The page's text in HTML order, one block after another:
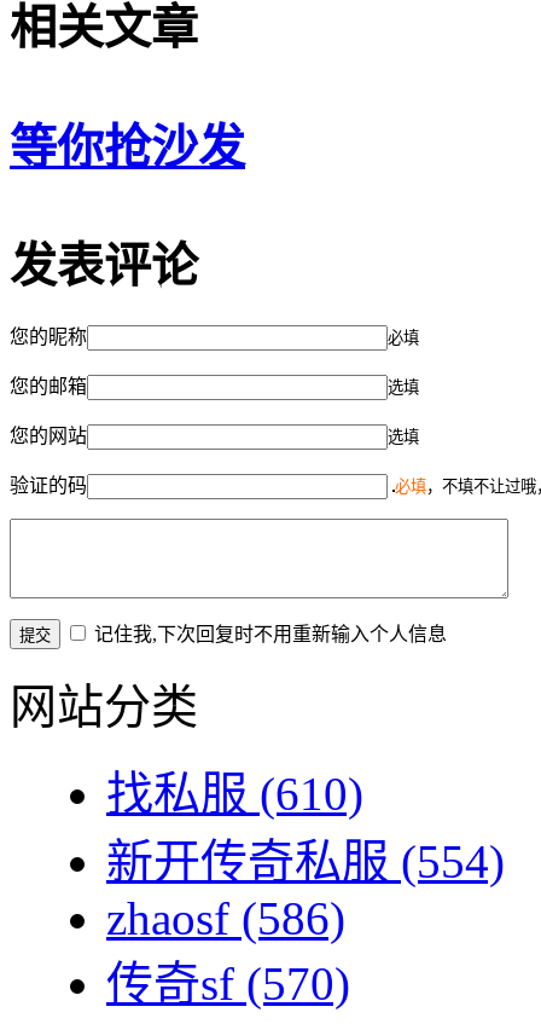
相关文章
等你抢沙发
发表评论
您的昵称 必填
您的邮箱 选填
您的网站 选填
验证的码 必填，不填不让过
记住我,下次回复时不用重新输入个人信息
网站分类
找私服 (610)
新开传奇私服 (554)
zhaosf (586)
传奇sf (570)